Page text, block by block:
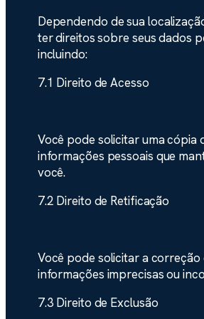
Dependendo de sua
ter direitos sobre seus dados
incluindo:
7.1 Direito de Acesso
Você pode solicitar uma cópia
informações pessoais que
você.
7.2 Direito de Retificação
Você pode solicitar a correção
informações imprecisas ou
7.3 Direito de Exclusão